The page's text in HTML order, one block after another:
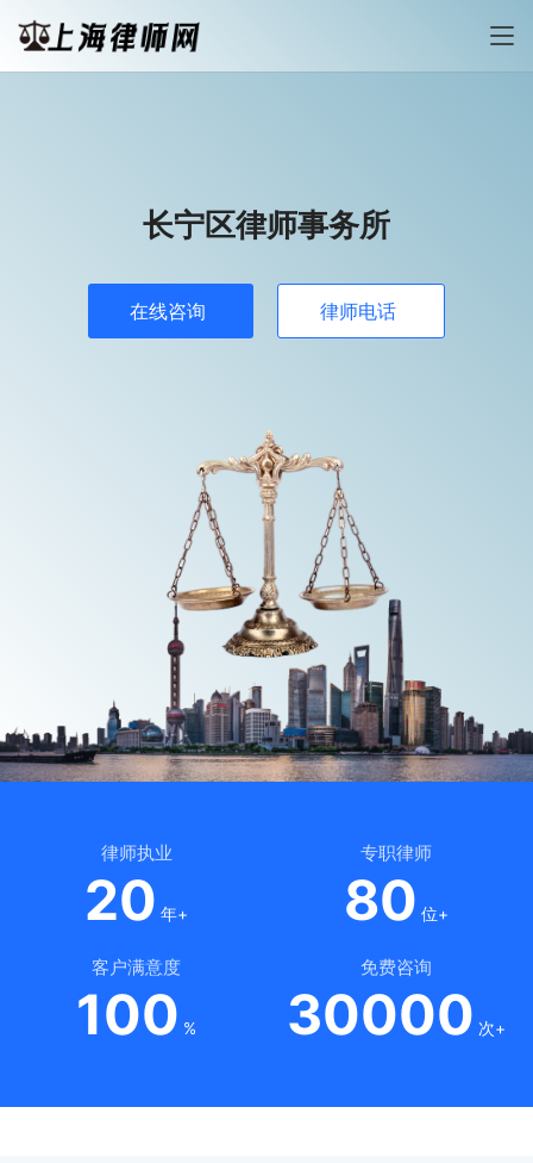
长宁区律师事务所
在线咨询 律师电话
律师执业
20 年+
专职律师
80 位+
客户满意度
100 %
免费咨询
30000 次+